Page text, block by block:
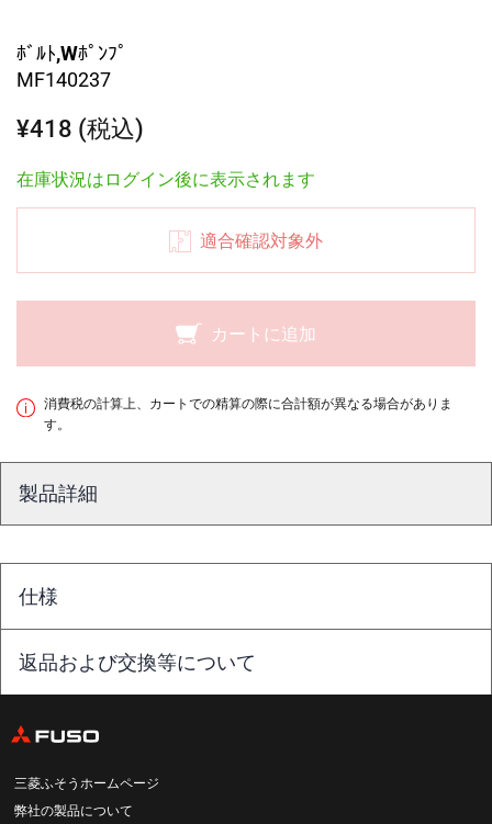
ﾎﾞﾙﾄ,Wﾎﾟﾝﾌﾟ
MF140237
¥418 (税込)
在庫状況はログイン後に表示されます
適合確認対象外
カートに追加
消費税の計算上、カートでの精算の際に合計額が異なる場合がありま
す。
製品詳細
仕様
返品および交換等について
三菱ふそうホームページ
弊社の製品について